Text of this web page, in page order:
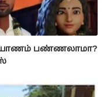
கல்யாணம் பண்ணலாமா?